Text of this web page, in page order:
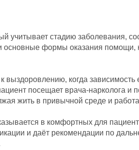
учитывает стадию заболевания,
основные формы оказания помощи,
выздоровлению, когда
посещает врача-нарколога и
жить в привычной среде и
в комфортных для
и даёт рекомендации по